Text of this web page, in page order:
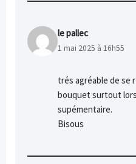
le pallec
1 mai 2025 à 16h55
trés agréable de se
bouquet surtout
supémentaire.
Bisous